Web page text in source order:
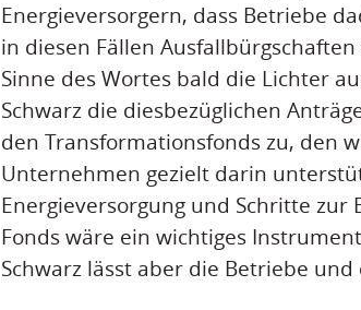
Energieversorgern, dass Betriebe
in diesen Fällen
Sinne des Wortes bald die Lichter
Schwarz die diesbezüglichen
den Transformationsfonds zu, den
Unternehmen gezielt darin
Energieversorgung und Schritte
Fonds wäre ein wichtiges
Schwarz lässt aber die Betriebe und